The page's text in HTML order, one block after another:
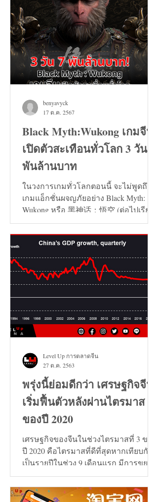
Black Myth:Wukong เกมจีน
เปิดตัวสะเทือนทั่วโลก 3 วัน 7
พันล้านบาท
ในวงการเกมทั่วโลกตอนนี้ จะไม่พูดถึง
เกมแอ็กชั่นผจญภัยอย่าง Black Myth:
Wukong หรือ 黑神话：悟空 (ต่อไปเรียก
ว่า เกมหงอคง) ไม่ได้เลย...
benyavyck
17 ต.ค. 2567
พรุ่งนี้ย่อมดีกว่า เศรษฐกิจจีน
เริ่มฟื้นตัวหลังผ่านไตรมาส 3
ของปี 2020
เศรษฐกิจของจีนในช่วงไตรมาสที่ 3 ของ
ปี 2020 คือไตรมาสที่ดีที่สุดหากเทียบกัน
เป็นรายปีในช่วง 9 เดือนแรก มีการขยาย
ตัวเพิ่มขึ้น 0.7%
Level Up การตลาดจีน
27 ต.ค. 2563